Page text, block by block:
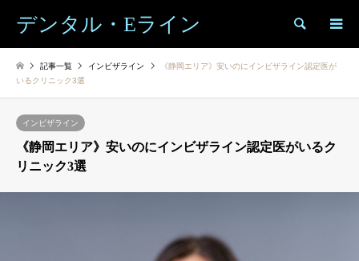
デンタル・Eライン 検索
記事一覧 インビザライン
《静岡エリア》安いのにインビザライン認定医が
いるクリニック3選
インビザライン
《静岡エリア》安いのにインビザライン認定医がいるク
リニック3選